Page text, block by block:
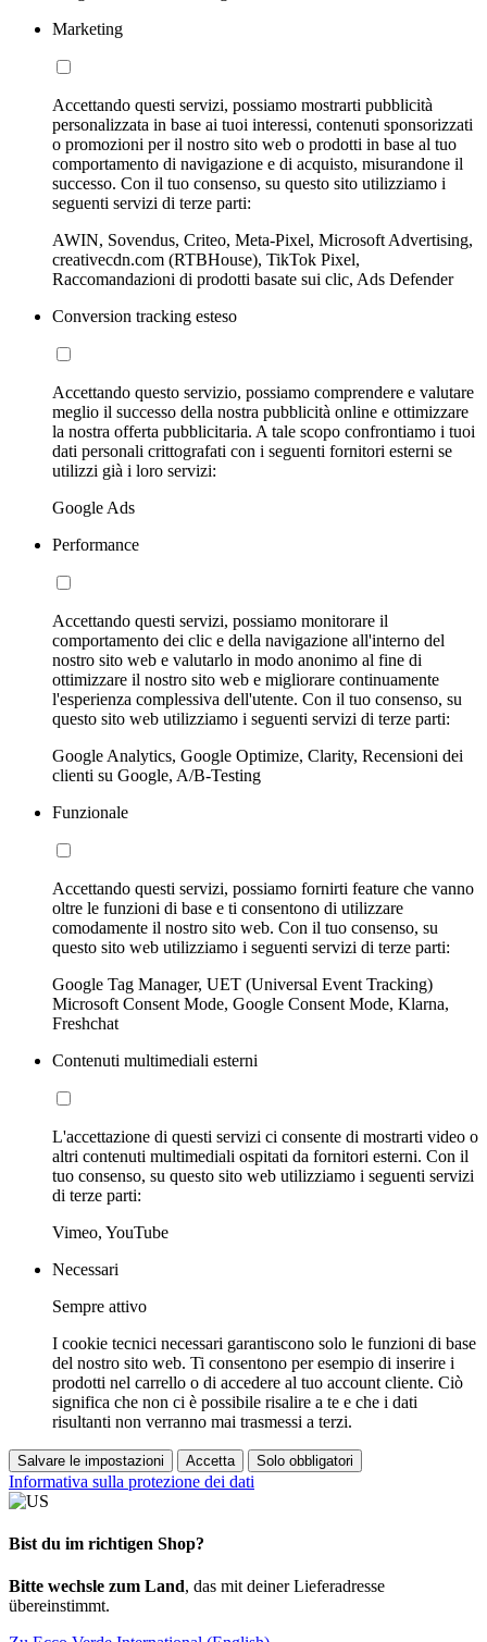
Marketing
Accettando questi servizi, possiamo mostrarti pubblicità
personalizzata in base ai tuoi interessi, contenuti sponsorizzati
o promozioni per il nostro sito web o prodotti in base al tuo
comportamento di navigazione e di acquisto, misurandone il
successo. Con il tuo consenso, su questo sito utilizziamo i
seguenti servizi di terze parti:
AWIN, Sovendus, Criteo, Meta-Pixel, Microsoft Advertising,
creativecdn.com (RTBHouse), TikTok Pixel,
Raccomandazioni di prodotti basate sui clic, Ads Defender
Conversion tracking esteso
Accettando questo servizio, possiamo comprendere e valutare
meglio il successo della nostra pubblicità online e ottimizzare
la nostra offerta pubblicitaria. A tale scopo confrontiamo i tuoi
dati personali crittografati con i seguenti fornitori esterni se
utilizzi già i loro servizi:
Google Ads
Performance
Accettando questi servizi, possiamo monitorare il
comportamento dei clic e della navigazione all'interno del
nostro sito web e valutarlo in modo anonimo al fine di
ottimizzare il nostro sito web e migliorare continuamente
l'esperienza complessiva dell'utente. Con il tuo consenso, su
questo sito web utilizziamo i seguenti servizi di terze parti:
Google Analytics, Google Optimize, Clarity, Recensioni dei
clienti su Google, A/B-Testing
Funzionale
Accettando questi servizi, possiamo fornirti feature che vanno
oltre le funzioni di base e ti consentono di utilizzare
comodamente il nostro sito web. Con il tuo consenso, su
questo sito web utilizziamo i seguenti servizi di terze parti:
Google Tag Manager, UET (Universal Event Tracking)
Microsoft Consent Mode, Google Consent Mode, Klarna,
Freshchat
Contenuti multimediali esterni
L'accettazione di questi servizi ci consente di mostrarti video o
altri contenuti multimediali ospitati da fornitori esterni. Con il
tuo consenso, su questo sito web utilizziamo i seguenti servizi
di terze parti:
Vimeo, YouTube
Necessari
Sempre attivo
I cookie tecnici necessari garantiscono solo le funzioni di base
del nostro sito web. Ti consentono per esempio di inserire i
prodotti nel carrello o di accedere al tuo account cliente. Ciò
significa che non ci è possibile risalire a te e che i dati
risultanti non verranno mai trasmessi a terzi.
Salvare le impostazioni Accetta Solo obbligatori
Informativa sulla protezione dei dati
Bist du im richtigen Shop?
Bitte wechsle zum Land, das mit deiner Lieferadresse
übereinstimmt.